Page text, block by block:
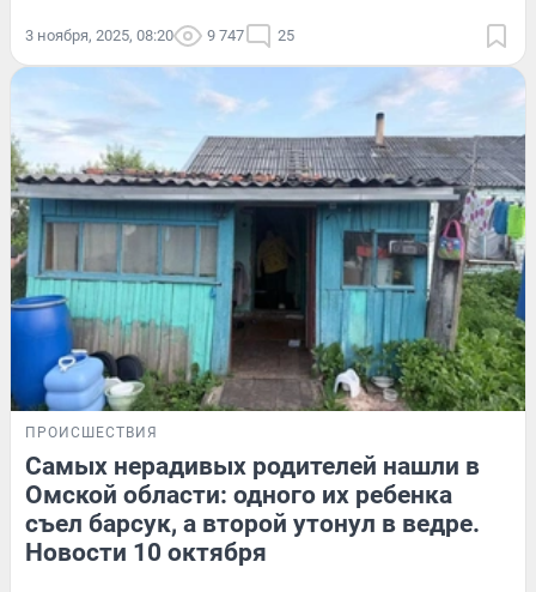
3 ноября, 2025, 08:20 9 747 25
ПРОИСШЕСТВИЯ
Самых нерадивых родителей нашли в
Омской области: одного их ребенка
съел барсук, а второй утонул в ведре.
Новости 10 октября